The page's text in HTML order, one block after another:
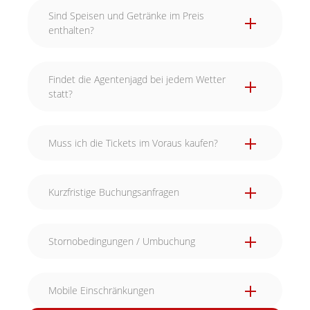
Sind Speisen und Getränke im Preis
enthalten?
Findet die Agentenjagd bei jedem Wetter
statt?
Muss ich die Tickets im Voraus kaufen?
Kurzfristige Buchungsanfragen
Stornobedingungen / Umbuchung
Mobile Einschränkungen